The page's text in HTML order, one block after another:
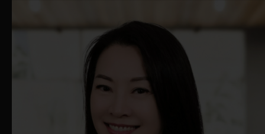
停止运作本网站或终止您造访和使用本网
站任何部分而不另行通知。
法目的或活动，或以导致或可能导致：(i)